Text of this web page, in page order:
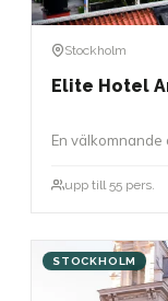
Stockholm
Elite Hotel
En välkomnande
upp till 55 pers.
STOCKHOLM